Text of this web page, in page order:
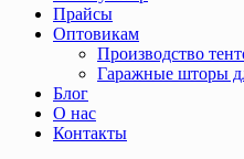
Прайсы
Оптовикам
Производство
Гаражные шторы
Блог
О нас
Контакты